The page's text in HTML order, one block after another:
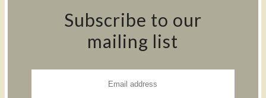
Subscribe to our
mailing list